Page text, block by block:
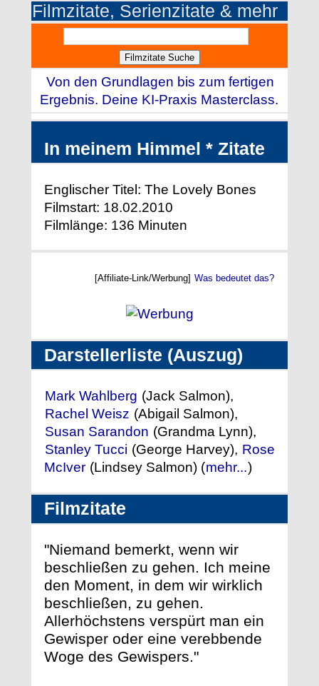
Filmzitate, Serienzitate & mehr
Von den Grundlagen bis zum fertigen
Ergebnis. Deine KI-Praxis Masterclass.
In meinem Himmel * Zitate
Englischer Titel: The Lovely Bones
Filmstart: 18.02.2010
Filmlänge: 136 Minuten
[Affiliate-Link/Werbung] Was bedeutet das?
Darstellerliste (Auszug)
Mark Wahlberg (Jack Salmon),
Rachel Weisz (Abigail Salmon),
Susan Sarandon (Grandma Lynn),
Stanley Tucci (George Harvey), Rose
McIver (Lindsey Salmon) (mehr...)
Filmzitate
"Niemand bemerkt, wenn wir
beschließen zu gehen. Ich meine
den Moment, in dem wir wirklich
beschließen, zu gehen.
Allerhöchstens verspürt man ein
Gewisper oder eine verebbende
Woge des Gewispers."